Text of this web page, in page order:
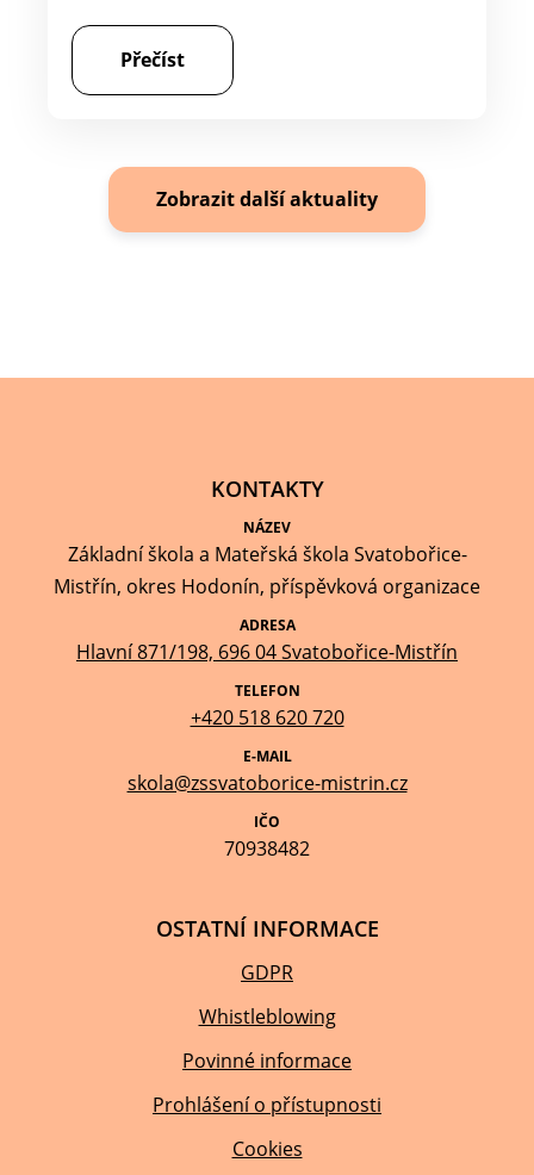
Přečíst
Zobrazit další aktuality
KONTAKTY
NÁZEV
Základní škola a Mateřská škola Svatobořice-
Mistřín, okres Hodonín, příspěvková organizace
ADRESA
Hlavní 871/198, 696 04 Svatobořice-Mistřín
TELEFON
+420 518 620 720
E-MAIL
skola@zssvatoborice-mistrin.cz
IČO
70938482
OSTATNÍ INFORMACE
GDPR
Whistleblowing
Povinné informace
Prohlášení o přístupnosti
Cookies